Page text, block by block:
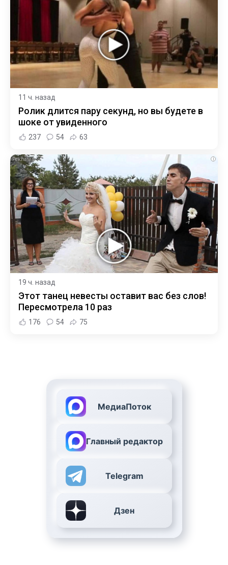
11 ч. назад
Ролик длится пару секунд, но вы будете в
шоке от увиденного
237 54 63
i
19 ч. назад
Этот танец невесты оставит вас без слов!
Пересмотрела 10 раз
176 54 75
МедиаПоток
Главный редактор
Telegram
Дзен